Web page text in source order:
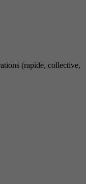
(rapide, collective,